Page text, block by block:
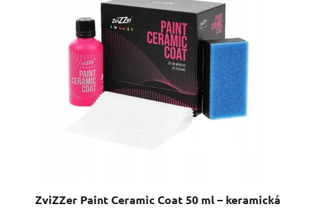
ZviZZer Paint Ceramic Coat 50 ml – keramická